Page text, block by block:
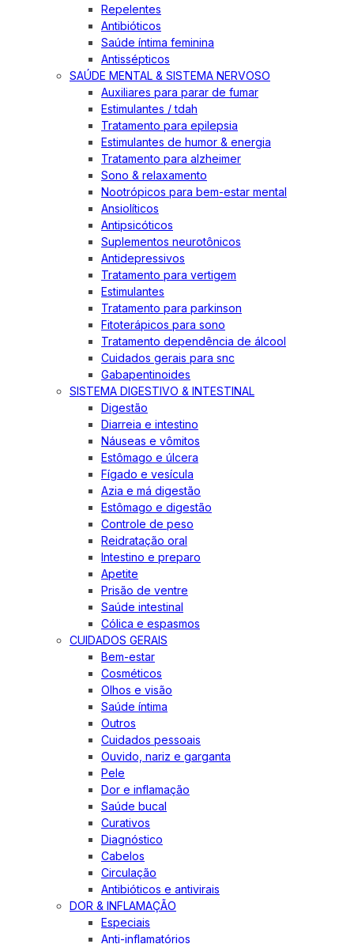
Repelentes
Antibióticos
Saúde íntima feminina
Antissépticos
SAÚDE MENTAL & SISTEMA NERVOSO
Auxiliares para parar de fumar
Estimulantes / tdah
Tratamento para epilepsia
Estimulantes de humor & energia
Tratamento para alzheimer
Sono & relaxamento
Nootrópicos para bem-estar mental
Ansiolíticos
Antipsicóticos
Suplementos neurotônicos
Antidepressivos
Tratamento para vertigem
Estimulantes
Tratamento para parkinson
Fitoterápicos para sono
Tratamento dependência de álcool
Cuidados gerais para snc
Gabapentinoides
SISTEMA DIGESTIVO & INTESTINAL
Digestão
Diarreia e intestino
Náuseas e vômitos
Estômago e úlcera
Fígado e vesícula
Azia e má digestão
Estômago e digestão
Controle de peso
Reidratação oral
Intestino e preparo
Apetite
Prisão de ventre
Saúde intestinal
Cólica e espasmos
CUIDADOS GERAIS
Bem-estar
Cosméticos
Olhos e visão
Saúde íntima
Outros
Cuidados pessoais
Ouvido, nariz e garganta
Pele
Dor e inflamação
Saúde bucal
Curativos
Diagnóstico
Cabelos
Circulação
Antibióticos e antivirais
DOR & INFLAMAÇÃO
Especiais
Anti-inflamatórios